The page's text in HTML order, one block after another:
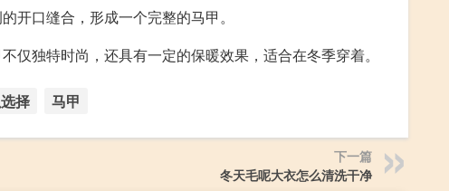
开口缝合，形成一个完整的马甲。
独特时尚，还具有一定的保暖效果，适合在冬季穿着。
择 马甲
下一篇
冬天毛呢大衣怎么清洗干净